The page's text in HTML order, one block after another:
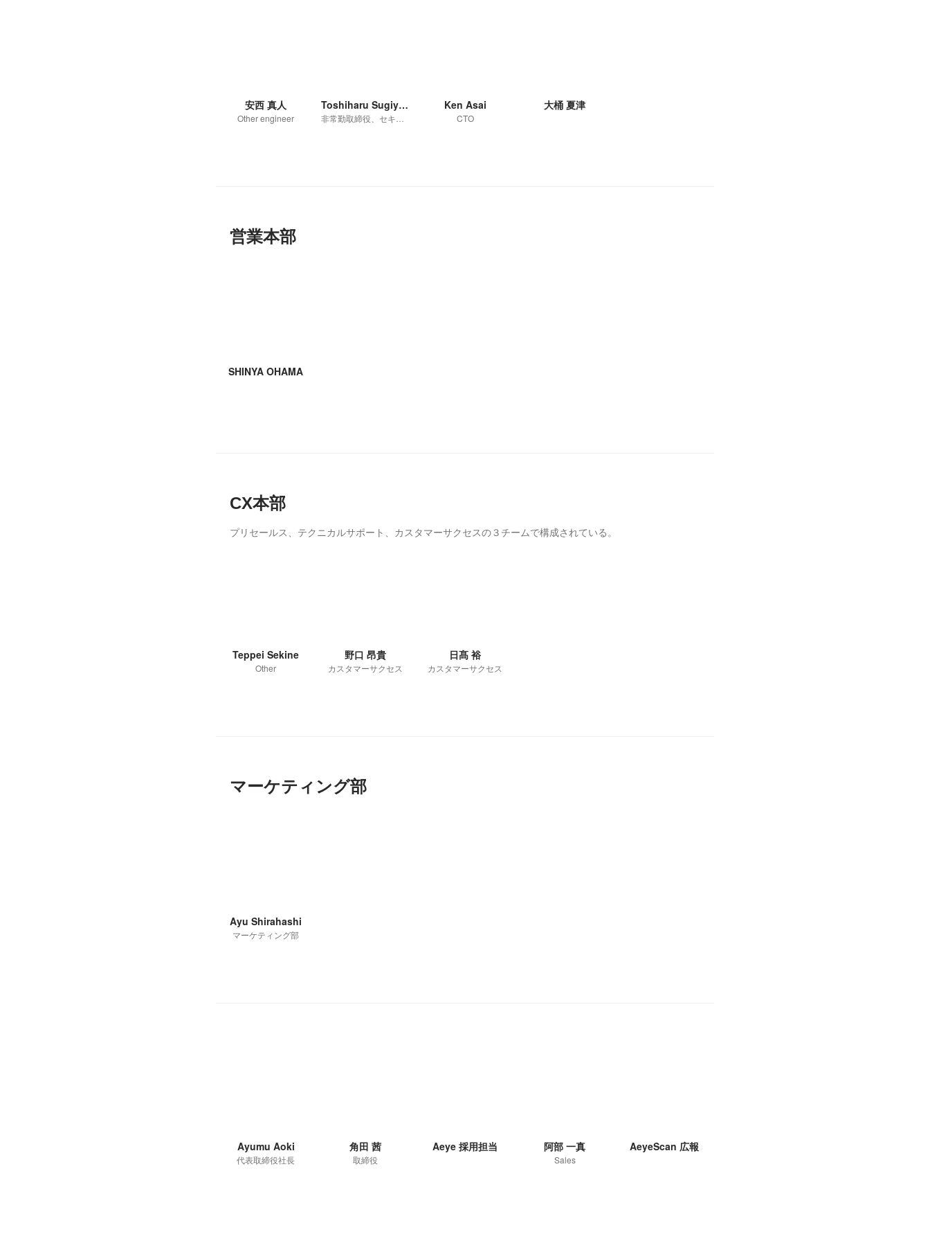
安西 真人
Other engineer
Toshiharu Sugiyama Ken Asai
CTO
大桶 夏津
営業本部
SHINYA OHAMA
CX本部
プリセールス、テクニカルサポート、カスタマーサクセスの３チームで構成されている。
Teppei Sekine
Other
野口 昂貴
カスタマーサクセス
日髙 裕
カスタマーサクセス
マーケティング部
Ayu Shirahashi
マーケティング部
Ayumu Aoki
代表取締役社長
角田 茜
取締役
Aeye 採用担当 阿部 一真
Sales
AeyeScan 広報